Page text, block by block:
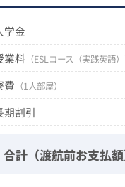
学金
業料 （ESLコース（実践英語）
費 （1人部屋）
期割引
合計（渡航前お支払額